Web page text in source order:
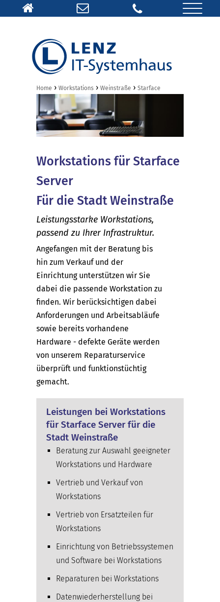
Home › Workstations › Weinstraße › Starface
Workstations für Starface
Server
Für die Stadt Weinstraße
Leistungsstarke Workstations,
passend zu Ihrer Infrastruktur.
Angefangen mit der Beratung bis
hin zum Verkauf und der
Einrichtung unterstützen wir Sie
dabei die passende Workstation zu
finden. Wir berücksichtigen dabei
Anforderungen und Arbeitsabläufe
sowie bereits vorhandene
Hardware - defekte Geräte werden
von unserem Reparaturservice
überprüft und funktionstüchtig
gemacht.
Leistungen bei Workstations
für Starface Server für die
Stadt Weinstraße
Beratung zur Auswahl geeigneter
Workstations und Hardware
Vertrieb und Verkauf von
Workstations
Vertrieb von Ersatzteilen für
Workstations
Einrichtung von Betriebssystemen
und Software bei Workstations
Reparaturen bei Workstations
Datenwiederherstellung bei